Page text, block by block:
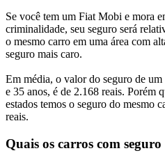
Se você tem um Fiat Mobi e mora
criminalidade, seu seguro será
o mesmo carro em uma área com
seguro mais caro.
Em média, o valor do seguro de
e 35 anos, é de 2.168 reais. Porém
estados temos o seguro do mesmo
reais.
Quais os carros com